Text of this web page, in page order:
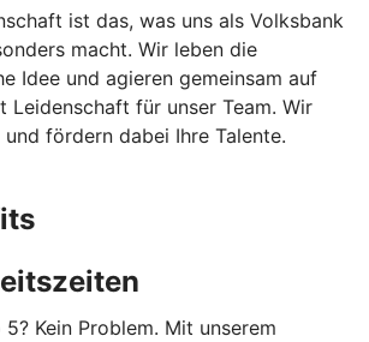
ist das, was uns als Volksbank
macht. Wir leben die
Idee und agieren gemeinsam auf
Leidenschaft für unser Team. Wir
fördern dabei Ihre Talente.
Kein Problem. Mit unserem